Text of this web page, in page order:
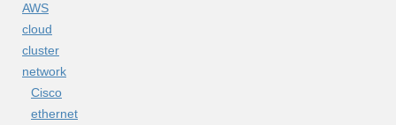
AWS
cloud
cluster
network
Cisco
ethernet